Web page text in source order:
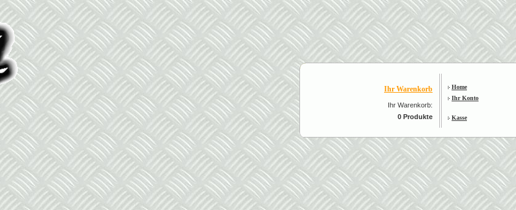
Ihr Warenkorb
Ihr Warenkorb:
0 Produkte
Home
Ihr Konto
Kasse